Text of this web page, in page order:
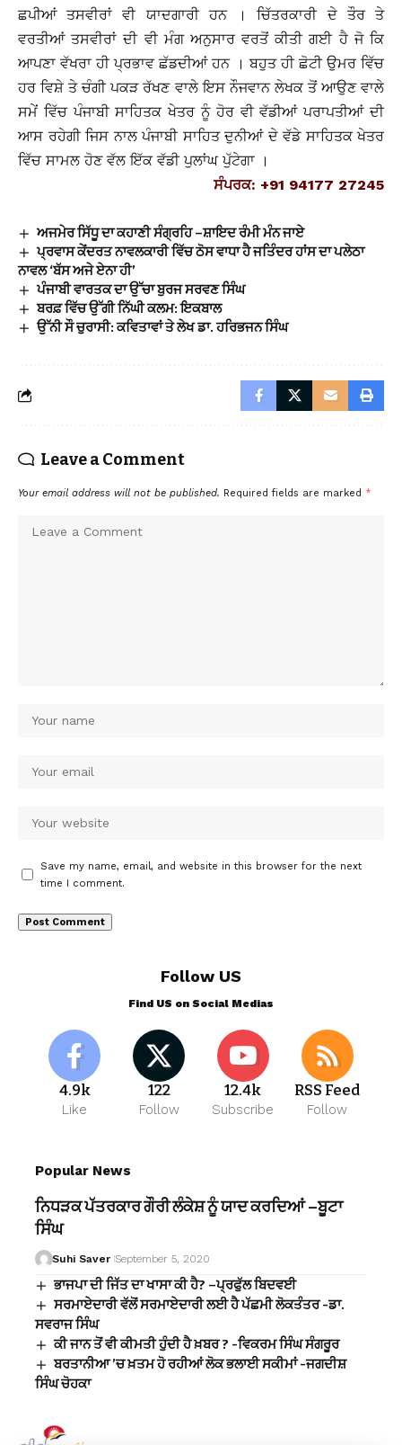
ਛਪੀਆਂ ਤਸਵੀਰਾਂ ਵੀ ਯਾਦਗਾਰੀ ਹਨ । ਚਿੱਤਰਕਾਰੀ ਦੇ ਤੌਰ ਤੇ
ਵਰਤੀਆਂ ਤਸਵੀਰਾਂ ਦੀ ਵੀ ਮੰਗ ਅਨੁਸਾਰ ਵਰਤੋਂ ਕੀਤੀ ਗਈ ਹੈ ਜੋ ਕਿ
ਆਪਣਾ ਵੱਖਰਾ ਹੀ ਪ੍ਰਭਾਵ ਛੱਡਦੀਆਂ ਹਨ । ਬਹੁਤ ਹੀ ਛੋਟੀ ਉਮਰ ਵਿੱਚ
ਹਰ ਵਿਸ਼ੇ ਤੇ ਚੰਗੀ ਪਕੜ ਰੱਖਣ ਵਾਲੇ ਇਸ ਨੌਜਵਾਨ ਲੇਖਕ ਤੋਂ ਆਉਣ ਵਾਲੇ
ਸਮੇਂ ਵਿੱਚ ਪੰਜਾਬੀ ਸਾਹਿਤਕ ਖੇਤਰ ਨੂੰ ਹੋਰ ਵੀ ਵੱਡੀਆਂ ਪਰਾਪਤੀਆਂ ਦੀ
ਆਸ ਰਹੇਗੀ ਜਿਸ ਨਾਲ ਪੰਜਾਬੀ ਸਾਹਿਤ ਦੁਨੀਆਂ ਦੇ ਵੱਡੇ ਸਾਹਿਤਕ ਖੇਤਰ
ਵਿੱਚ ਸਾਮਲ ਹੋਣ ਵੱਲ ਇੱਕ ਵੱਡੀ ਪੁਲਾਂਘ ਪੁੱਟੇਗਾ ।
ਸੰਪਰਕ: +91 94177 27245
ਅਜਮੇਰ ਸਿੱਧੂ ਦਾ ਕਹਾਣੀ ਸੰਗ੍ਰਹਿ –ਸ਼ਾਇਦ ਰੰਮੀ ਮੰਨ ਜਾਏ
ਪ੍ਰਵਾਸ ਕੇਂਦਰਤ ਨਾਵਲਕਾਰੀ ਵਿੱਚ ਠੋਸ ਵਾਧਾ ਹੈ ਜਤਿੰਦਰ ਹਾਂਸ ਦਾ ਪਲੇਠਾ
ਨਾਵਲ ‘ਬੱਸ ਅਜੇ ਏਨਾ ਹੀ’
ਪੰਜਾਬੀ ਵਾਰਤਕ ਦਾ ਉੱਚਾ ਬੁਰਜ ਸਰਵਣ ਸਿੰਘ
ਬਰਫ਼ ਵਿੱਚ ਉੱਗੀ ਨਿੱਘੀ ਕਲਮ: ਇਕਬਾਲ
ਉੱਨੀ ਸੌ ਚੁਰਾਸੀ: ਕਵਿਤਾਵਾਂ ਤੇ ਲੇਖ ਡਾ. ਹਰਿਭਜਨ ਸਿੰਘ
Leave a Comment
Your email address will not be published. Required fields are marked *
Save my name, email, and website in this browser for the next
time I comment.
Follow US
Find US on Social Medias
4.9k
Like
122
Follow
12.4k
Subscribe
RSS Feed
Follow
Popular News
ਨਿਧੜਕ ਪੱਤਰਕਾਰ ਗੌਰੀ ਲੰਕੇਸ਼ ਨੂੰ ਯਾਦ ਕਰਦਿਆਂ –ਬੂਟਾ
ਸਿੰਘ
Suhi Saver September 5, 2020
ਭਾਜਪਾ ਦੀ ਜਿੱਤ ਦਾ ਖਾਸਾ ਕੀ ਹੈ? –ਪ੍ਰਫੁੱਲ ਬਿਦਵਈ
ਸਰਮਾਏਦਾਰੀ ਵੱਲੋਂ ਸਰਮਾਏਦਾਰੀ ਲਈ ਹੈ ਪੱਛਮੀ ਲੋਕਤੰਤਰ -ਡਾ.
ਸਵਰਾਜ ਸਿੰਘ
ਕੀ ਜਾਨ ਤੋਂ ਵੀ ਕੀਮਤੀ ਹੁੰਦੀ ਹੈ ਖ਼ਬਰ ? -ਵਿਕਰਮ ਸਿੰਘ ਸੰਗਰੂਰ
ਬਰਤਾਨੀਆ ’ਚ ਖ਼ਤਮ ਹੋ ਰਹੀਆਂ ਲੋਕ ਭਲਾਈ ਸਕੀਮਾਂ -ਜਗਦੀਸ਼
ਸਿੰਘ ਚੋਹਕਾ